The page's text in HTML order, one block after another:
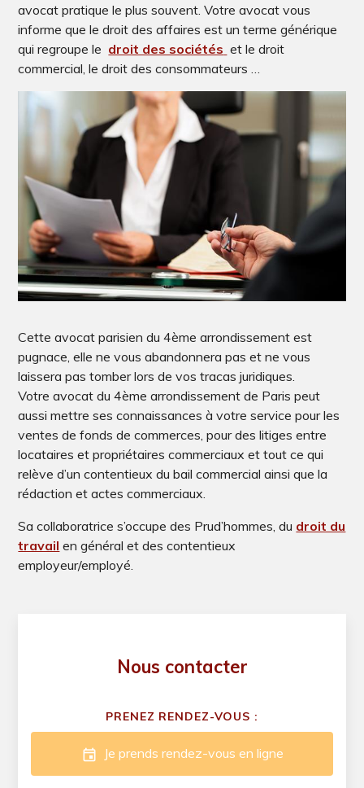
avocat pratique le plus souvent. Votre avocat vous
informe que le droit des affaires est un terme générique
qui regroupe le droit des sociétés et le droit
commercial, le droit des consommateurs …
Cette avocat parisien du 4ème arrondissement est
pugnace, elle ne vous abandonnera pas et ne vous
laissera pas tomber lors de vos tracas juridiques.
Votre avocat du 4ème arrondissement de Paris peut
aussi mettre ses connaissances à votre service pour les
ventes de fonds de commerces, pour des litiges entre
locataires et propriétaires commerciaux et tout ce qui
relève d’un contentieux du bail commercial ainsi que la
rédaction et actes commerciaux.
Sa collaboratrice s’occupe des Prud’hommes, du droit du
travail en général et des contentieux
employeur/employé.
Nous contacter
PRENEZ RENDEZ-VOUS :
event Je prends rendez-vous en ligne